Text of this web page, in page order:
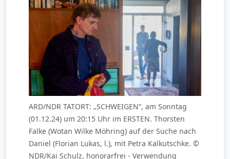
ARD/NDR TATORT: „SCHWEIGEN“, am Sonntag
(01.12.24) um 20:15 Uhr im ERSTEN. Thorsten
Falke (Wotan Wilke Möhring) auf der Suche nach
Daniel (Florian Lukas, l.), mit Petra Kalkutschke. ©
NDR/Kai Schulz, honorarfrei - Verwendung